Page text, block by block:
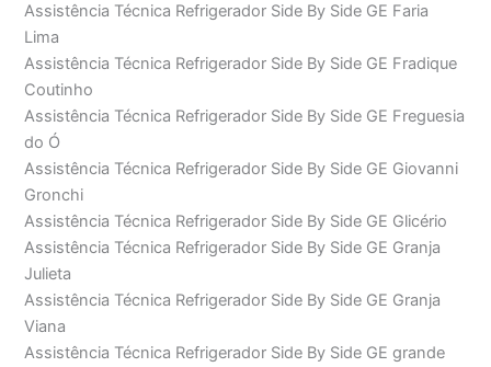
Assistência Técnica Refrigerador Side By Side GE Faria
Lima
Assistência Técnica Refrigerador Side By Side GE Fradique
Coutinho
Assistência Técnica Refrigerador Side By Side GE Freguesia
do Ó
Assistência Técnica Refrigerador Side By Side GE Giovanni
Gronchi
Assistência Técnica Refrigerador Side By Side GE Glicério
Assistência Técnica Refrigerador Side By Side GE Granja
Julieta
Assistência Técnica Refrigerador Side By Side GE Granja
Viana
Assistência Técnica Refrigerador Side By Side GE grande